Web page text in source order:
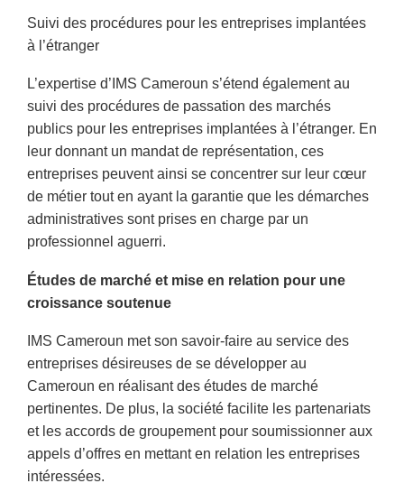
Suivi des procédures pour les entreprises implantées
à l’étranger
L’expertise d’IMS Cameroun s’étend également au
suivi des procédures de passation des marchés
publics pour les entreprises implantées à l’étranger. En
leur donnant un mandat de représentation, ces
entreprises peuvent ainsi se concentrer sur leur cœur
de métier tout en ayant la garantie que les démarches
administratives sont prises en charge par un
professionnel aguerri.
Études de marché et mise en relation pour une
croissance soutenue
IMS Cameroun met son savoir-faire au service des
entreprises désireuses de se développer au
Cameroun en réalisant des études de marché
pertinentes. De plus, la société facilite les partenariats
et les accords de groupement pour soumissionner aux
appels d’offres en mettant en relation les entreprises
intéressées.